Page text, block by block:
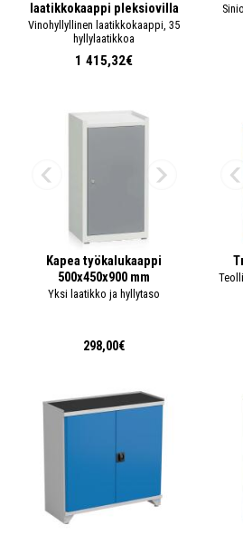
laatikkokaappi pleksiovilla
Vinohyllyllinen laatikkokaappi, 35
hyllylaatikkoa
1 415,32€
Kapea työkalukaappi
500x450x900 mm
Yksi laatikko ja hyllytaso
298,00€